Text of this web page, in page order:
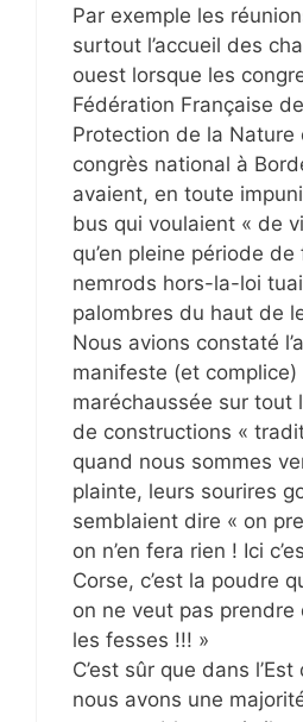
Par exemple les
surtout l’accueil des
ouest lorsque les
Fédération Française
Protection de la Nature
congrès national à
avaient, en toute
bus qui voulaient « de
qu’en pleine période
nemrods hors-la-loi
palombres du haut de
Nous avions constaté
manifeste (et complice)
maréchaussée sur tout
de constructions «
quand nous sommes
plainte, leurs sourires
semblaient dire « on
on n’en fera rien ! Ici
Corse, c’est la poudre
on ne veut pas
les fesses !!! »
C’est sûr que dans
nous avons une